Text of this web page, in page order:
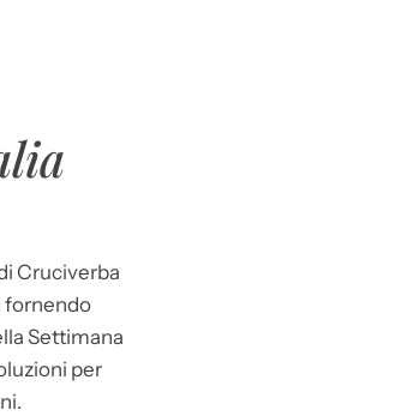
Cruciverba
fornendo
Settimana
per